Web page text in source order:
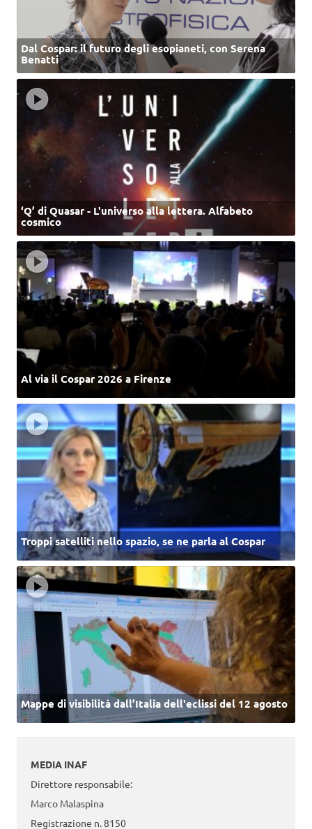
Dal Cospar: il futuro degli esopianeti, con Serena
Benatti
‘Q’ di Quasar - L'universo alla lettera. Alfabeto
cosmico
Al via il Cospar 2026 a Firenze
Troppi satelliti nello spazio, se ne parla al Cospar
Mappe di visibilità dall’Italia dell'eclissi del 12 agosto
MEDIA INAF
Direttore responsabile:
Marco Malaspina
Registrazione n. 8150